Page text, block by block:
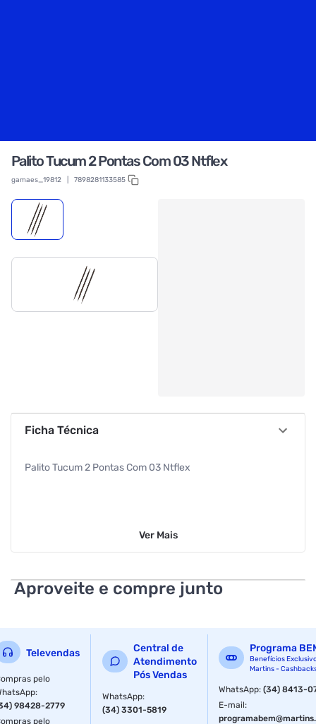
Palito Tucum 2 Pontas Com 03 Ntflex
gamaes_19812 7898281133585
Ficha Técnica
Palito Tucum 2 Pontas Com 03 Ntflex
Ver Mais
Aproveite e compre junto
Televendas
pelo
:
98428-2779
pelo
Central de
Atendimento
Pós Vendas
WhatsApp:
(34) 3301-5819
Programa
Benefícios
Martins -
WhatsApp:(34) 8413-
E-mail: